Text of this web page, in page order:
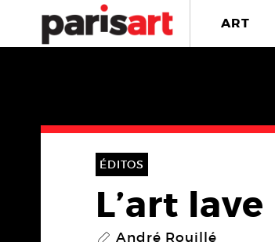
ART
ÉDITOS
L’art
P André Rouillé